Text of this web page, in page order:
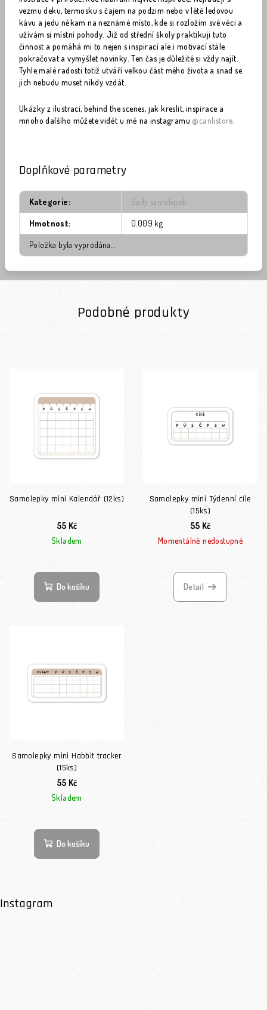
vezmu deku, termosku s čajem na podzim nebo v létě ledovou
kávu a jedu někam na neznámé místo, kde si rozložím své věci a
užívám si místní pohody. Již od střední školy praktikuji tuto
činnost a pomáhá mi to nejen s inspirací ale i motivací stále
pokračovat a vymýšlet novinky. Ten čas je důležité si vždy najít.
Tyhle malé radosti totiž utváří velkou část mého života a snad se
jich nebudu muset nikdy vzdát.
Ukázky z ilustrací, behind the scenes, jak kreslit, inspirace a
mnoho dalšího můžete vidět u mě na instagramu @canlistore
Doplňkové parametry
Kategorie: Sady samolepek
Hmotnost: 0.009 kg
Položka byla vyprodána…
Podobné produkty
Samolepky mini Kalendář (12ks)
55 Kč
Skladem
Do košíku
Samolepky mini Týdenní cíle
(15ks)
55 Kč
Momentálně nedostupné
Detail
Samolepky mini Habbit tracker
(15ks)
55 Kč
Skladem
Do košíku
Instagram